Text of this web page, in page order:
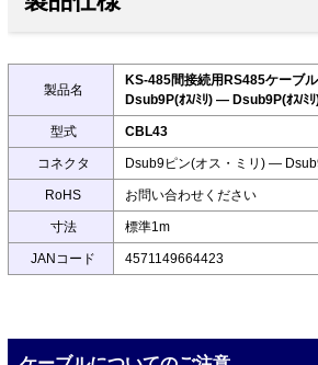
製品名
KS-485間接続用RS485ケーブ
Dsub9P(ｵｽ/ﾐﾘ) ― Dsub9P(ｵｽ/ﾐﾘ
型式 CBL43
コネクタ Dsub9ピン(オス・ミリ) ―
RoHS お問い合わせください
寸法 標準1m
JANコード 4571149664423